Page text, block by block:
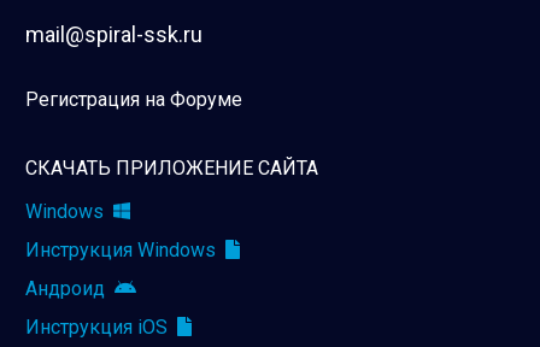
mail@spiral-ssk.ru
Регистрация на Форуме
СКАЧАТЬ ПРИЛОЖЕНИЕ САЙТА
Windows
Инструкция Windows
Андроид
Инструкция iOS